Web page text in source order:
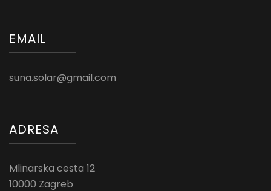
EMAIL
suna.solar@gmail.com
ADRESA
Mlinarska cesta 12
10000 Zagreb